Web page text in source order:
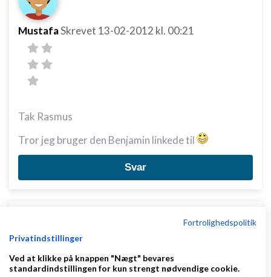
MustafaSkrevet 13-02-2012 kl. 00:21
Tak Rasmus
Tror jeg bruger den Benjamin linkede til
Svar
Slettet brugerSkrevet13-02-2012
Fortrolighedspolitik
Privatindstillinger
Ved at klikke på knappen "Nægt" bevares
standardindstillingen for kun strengt nødvendige cookie.